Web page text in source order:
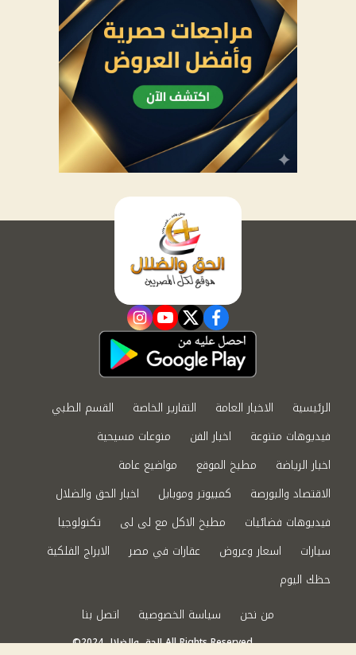
facebook
twitter
youtube
instagram
الرئيسية الاخبار العامة التقارير الخاصة
القسم الطبي
فيديوهات متنوعة
اخبار الفن
منوعات مسيحية
اخبار الرياضة
مطبخ الموقع
مواضيع عامة
الاقتصاد والبورصة
كمبيوتر وموبايل
اخبار الحق والضلال
فيديوهات فضائيات
مطبخ الاكل مع لى لى
تكنولوجيا
سيارات
اسعار وعروض عقارات في مصر
الابراج الفلكية
حظك اليوم
من نحن
سياسة الخصوصية اتصل بنا
©2024 الحق والضلال All Rights Reserved.